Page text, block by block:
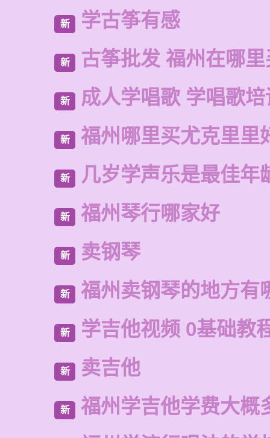
新 学古筝有感
新 古筝批发 福州在哪
新 成人学唱歌 学唱歌
新 福州哪里买尤克里里
新 几岁学声乐是最佳年
新 福州琴行哪家好
新 卖钢琴
新 福州卖钢琴的地方有
新 学吉他视频 0基础教
新 卖吉他
新
福州学吉他学费大概